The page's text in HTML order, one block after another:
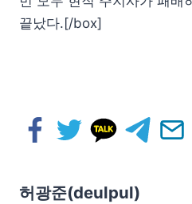
끝났다.[/box]
허광준(deulpul)